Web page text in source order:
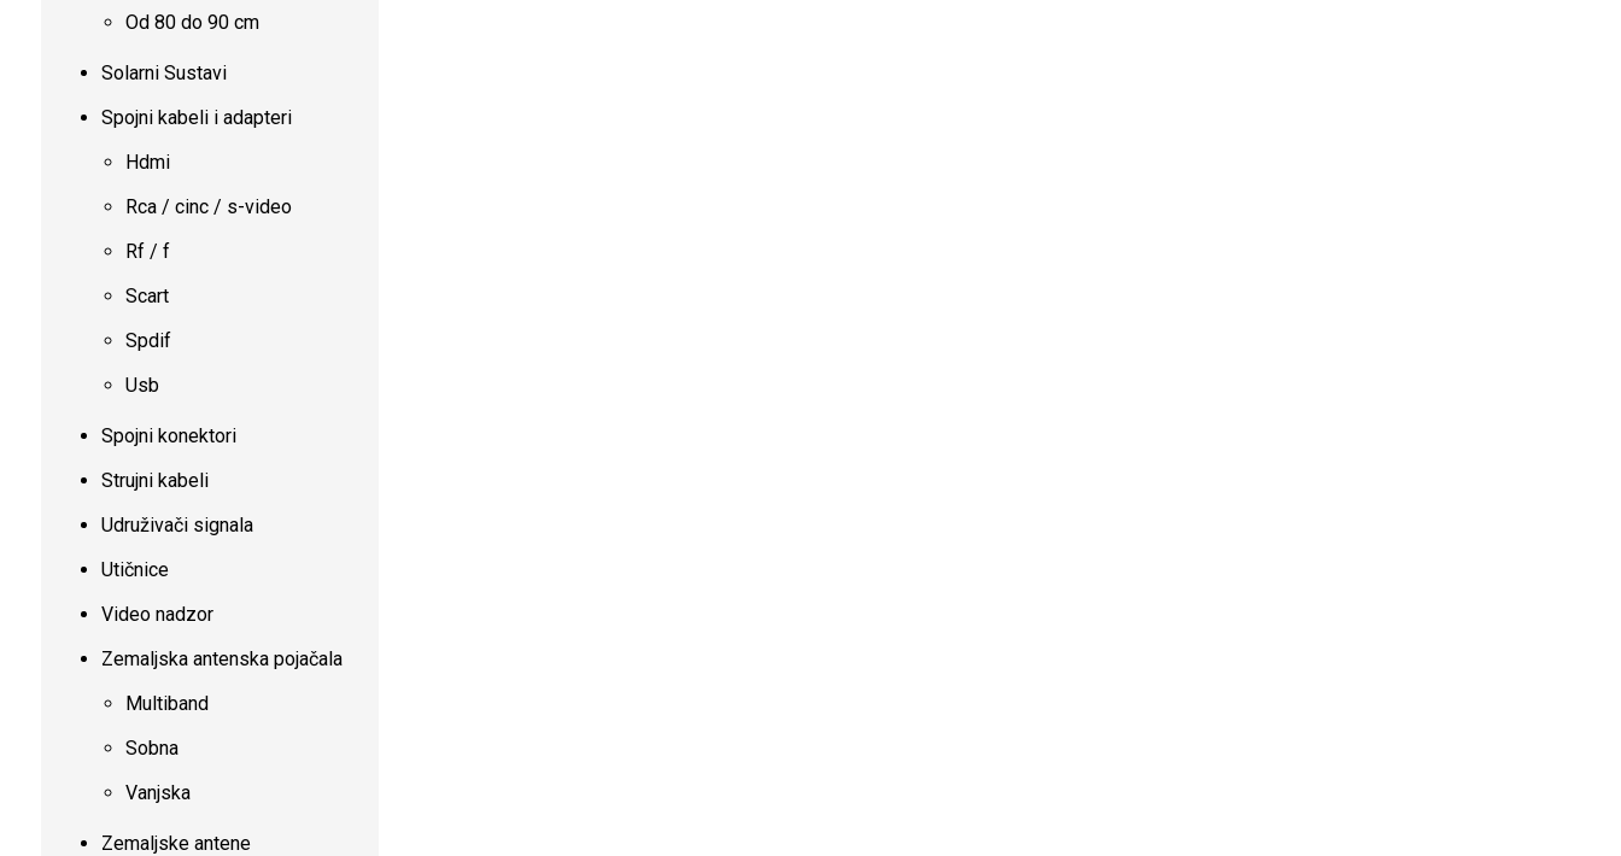
Od 80 do 90 cm
Solarni Sustavi
Spojni kabeli i adapteri
Hdmi
Rca / cinc / s-video
Rf / f
Scart
Spdif
Usb
Spojni konektori
Strujni kabeli
Udruživači signala
Utičnice
Video nadzor
Zemaljska antenska pojačala
Multiband
Sobna
Vanjska
Zemaljske antene